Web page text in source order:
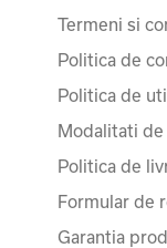
Termeni si
Politica de
Politica de
Modalitati de
Politica de
Formular de
Garantia